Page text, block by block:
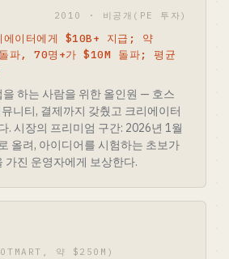
2010 · 비공개(PE 투자)
에이터에게 $10B+ 지급; 약
파, 70명+가 $10M 돌파; 평균
하는 사람을 위한 올인원 — 호스
니티, 결제까지 갖췄고 크리에이터
. 시장의 프리미엄 구간: 2026년 1월
올려, 아이디어를 시험하는 초보가
가진 운영자에게 보상한다.
약 $250M)